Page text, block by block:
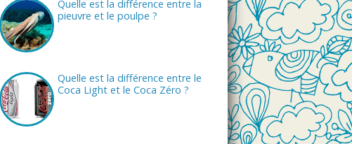
Quelle est la différence entre la
pieuvre et le poulpe ?
Quelle est la différence entre le
Coca Light et le Coca Zéro ?